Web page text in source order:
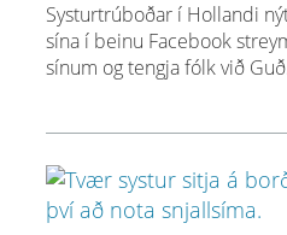
Systurtrúboðar í Hollandi
sína í beinu Facebook
sínum og tengja fólk við